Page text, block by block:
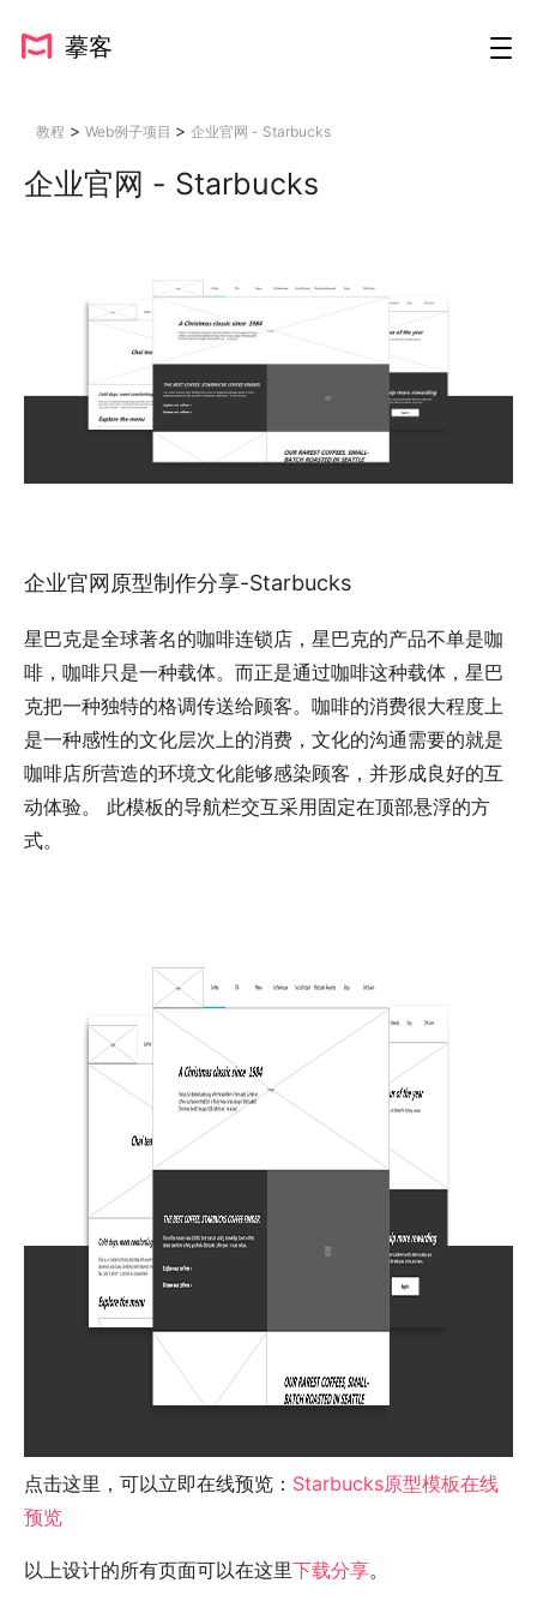
摹客
教程 > Web例子项目 > 企业官网 - Starbucks
企业官网 - Starbucks
企业官网原型制作分享-Starbucks
星巴克是全球著名的咖啡连锁店，星巴克的产品不单是咖
啡，咖啡只是一种载体。而正是通过咖啡这种载体，星巴
克把一种独特的格调传送给顾客。咖啡的消费很大程度上
是一种感性的文化层次上的消费，文化的沟通需要的就是
咖啡店所营造的环境文化能够感染顾客，并形成良好的互
动体验。 此模板的导航栏交互采用固定在顶部悬浮的方
式。
点击这里，可以立即在线预览： Starbucks原型模板在线
预览
以上设计的所有页面可以在这里下载分享。